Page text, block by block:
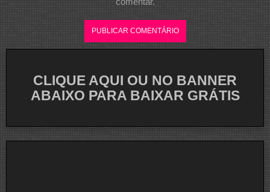
CLIQUE AQUI OU NO BANNER
ABAIXO PARA BAIXAR GRÁTIS